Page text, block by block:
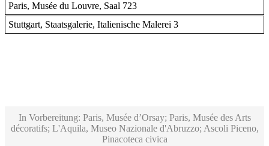
Paris, Musée du Louvre, Saal 723
Stuttgart, Staatsgalerie, Italienische Malerei 3
In Vorbereitung: Paris, Musée d’Orsay; Paris, Musée des Arts
décoratifs; L'Aquila, Museo Nazionale d'Abruzzo; Ascoli Piceno,
Pinacoteca civica